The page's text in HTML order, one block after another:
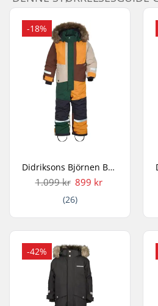
-18%
Didriksons Björnen Børn Flyverdragt
1.099 kr 899 kr
(26)
-42%